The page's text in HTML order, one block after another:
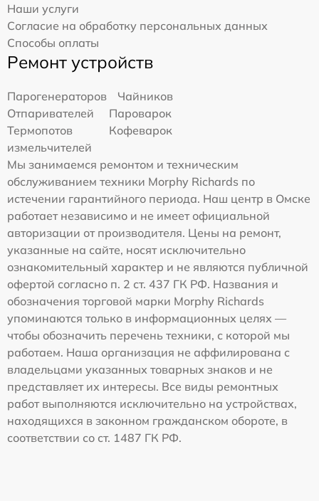
Наши услуги
Согласие на обработку персональных данных
Способы оплаты
Ремонт устройств
Парогенераторов
Чайников
Отпаривателей
Пароварок
Термопотов
Кофеварок
измельчителей
Мы занимаемся ремонтом и техническим
обслуживанием техники Morphy Richards по
истечении гарантийного периода. Наш центр в Омске
работает независимо и не имеет официальной
авторизации от производителя. Цены на ремонт,
указанные на сайте, носят исключительно
ознакомительный характер и не являются публичной
офертой согласно п. 2 ст. 437 ГК РФ. Названия и
обозначения торговой марки Morphy Richards
упоминаются только в информационных целях —
чтобы обозначить перечень техники, с которой мы
работаем. Наша организация не аффилирована с
владельцами указанных товарных знаков и не
представляет их интересы. Все виды ремонтных
работ выполняются исключительно на устройствах,
находящихся в законном гражданском обороте, в
соответствии со ст. 1487 ГК РФ.